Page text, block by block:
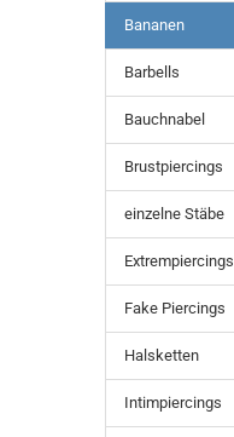
Bananen
Barbells
Bauchnabel
Brustpiercings
einzelne Stäbe
Extrempiercings
Fake Piercings
Halsketten
Intimpiercings